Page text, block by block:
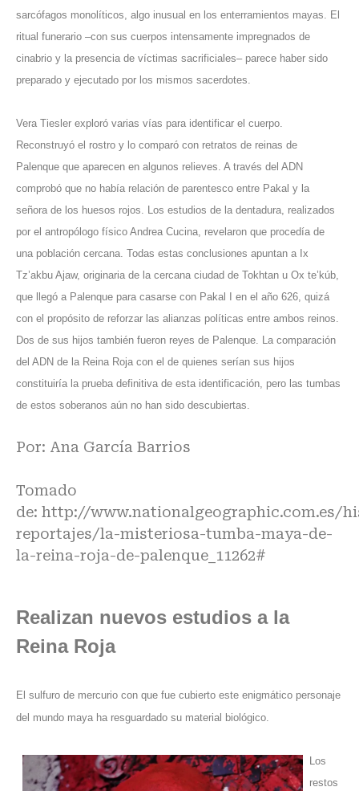
sarcófagos monolíticos, algo inusual en los enterramientos mayas. El
ritual funerario –con sus cuerpos intensamente impregnados de
cinabrio y la presencia de víctimas sacrificiales– parece haber sido
preparado y ejecutado por los mismos sacerdotes.
Vera Tiesler exploró varias vías para identificar el cuerpo.
Reconstruyó el rostro y lo comparó con retratos de reinas de
Palenque que aparecen en algunos relieves. A través del ADN
comprobó que no había relación de parentesco entre Pakal y la
señora de los huesos rojos. Los estudios de la dentadura, realizados
por el antropólogo físico Andrea Cucina, revelaron que procedía de
una población cercana. Todas estas conclusiones apuntan a Ix
Tz’akbu Ajaw, originaria de la cercana ciudad de Tokhtan u Ox te’kúb,
que llegó a Palenque para casarse con Pakal I en el año 626, quizá
con el propósito de reforzar las alianzas políticas entre ambos reinos.
Dos de sus hijos también fueron reyes de Palenque. La comparación
del ADN de la Reina Roja con el de quienes serían sus hijos
constituiría la prueba definitiva de esta identificación, pero las tumbas
de estos soberanos aún no han sido descubiertas.
Por: Ana García Barrios
Tomado
de: http://www.nationalgeographic.com.es/
reportajes/la-misteriosa-tumba-maya-de-
la-reina-roja-de-palenque_11262#
Realizan nuevos estudios a la
Reina Roja
El sulfuro de mercurio con que fue cubierto este enigmático personaje
del mundo maya ha resguardado su material biológico.
Los
restos